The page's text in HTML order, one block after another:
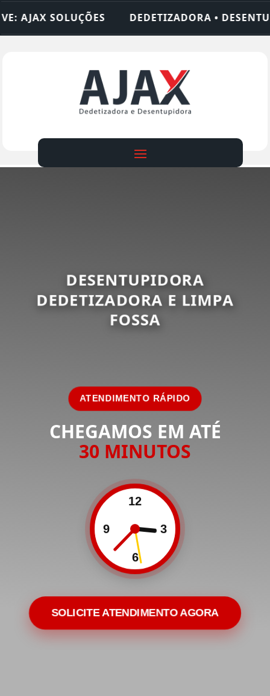
• LIMPEZA DE FOSSA • 24 HORAS •
DESENTUPIDORA
DEDETIZADORA E LIMPA
FOSSA
ATENDIMENTO RÁPIDO
CHEGAMOS EM ATÉ
30 MINUTOS
12
3
6
9
SOLICITE ATENDIMENTO AGORA